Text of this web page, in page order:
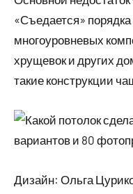
«Съедается»
многоуровневых
хрущевок и других
такие конструкции
Дизайн: Ольга